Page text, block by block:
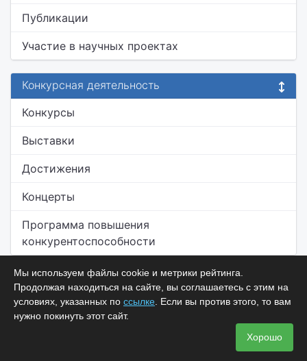
Публикации
Участие в научных проектах
Конкурсная деятельность
Конкурсы
Выставки
Достижения
Концерты
Программа повышения
конкурентоспособности
Мы используем файлы cookie и метрики рейтинга.
Продолжая находиться на сайте, вы соглашаетесь с этим на
условиях, указанных по ссылке . Если вы против этого, то вам
нужно покинуть этот сайт.
Хорошо